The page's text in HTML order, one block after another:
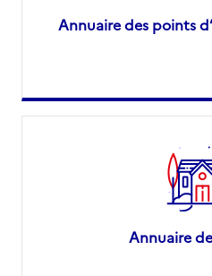
Annuaire des points
Annuaire